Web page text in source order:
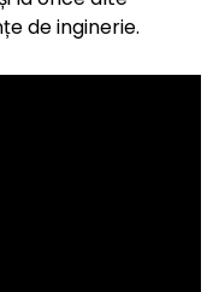
de inginerie.